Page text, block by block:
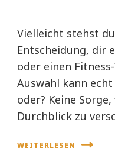
Vielleicht stehst
Entscheidung, dir
oder einen
Auswahl kann
oder? Keine
Durchblick zu
WEITERLESEN